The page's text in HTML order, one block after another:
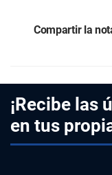
Compartir la
¡Recibe las
en tus